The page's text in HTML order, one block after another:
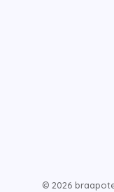
© 2026